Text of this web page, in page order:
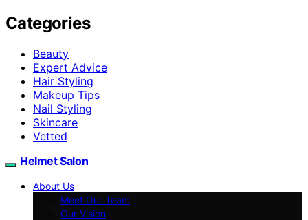
Categories
Beauty
Expert Advice
Hair Styling
Makeup Tips
Nail Styling
Skincare
Vetted
Helmet Salon
About Us
Meet Our Team
Our Vision